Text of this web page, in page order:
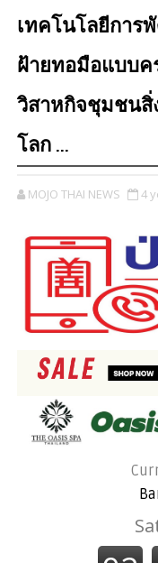
เทคโนโลยีกา
ฝ้ายทอมือแบบค
วิสาหกิจชุมชนสิ่
โลก ...
MOJO THAI NEWS 4